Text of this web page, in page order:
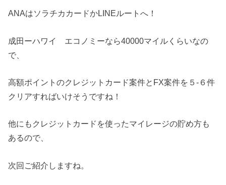
ANAはソラチカカードかLINEルートへ！
成田ーハワイ エコノミーなら40000マイルくらいなの
で、
高額ポイントのクレジットカード案件とFX案件を５-６件
クリアすればいけそうですね！
他にもクレジットカードを使ったマイレージの貯め方も
あるので、
次回ご紹介しますね。